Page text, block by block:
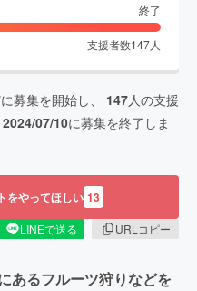
終了
支援者数147人
に募集を開始し、 147人の支援
2024/07/10に募集を終了しま
をやってほしい 13
LINEで送る
URLコピー
あるフルーツ狩りなどを